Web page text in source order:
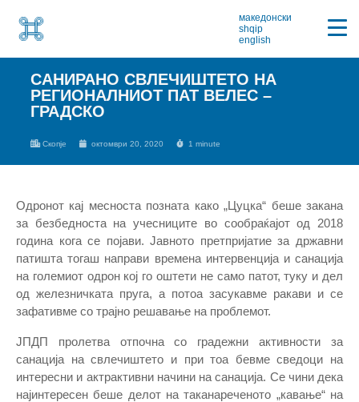
македонски
shqip
english
САНИРАНО СВЛЕЧИШТЕТО НА
РЕГИОНАЛНИОТ ПАТ ВЕЛЕС –
ГРАДСКО
Скопје октомври 20, 2020 1 minute
Одронот кај месноста позната како „Цуцка“ беше закана
за безбедноста на учесниците во сообраќајот од 2018
година кога се појави. Јавното претпријатие за државни
патишта тогаш направи времена интервенција и санација
на големиот одрон кој го оштети не само патот, туку и дел
од железничката пруга, а потоа засукавме ракави и се
зафативме со трајно решавање на проблемот.
ЈПДП пролетва отпочна со градежни активности за
санација на свлечиштето и при тоа бевме сведоци на
интересни и актрактивни начини на санација. Се чини дека
најинтересен беше делот на таканареченото „кавање“ на